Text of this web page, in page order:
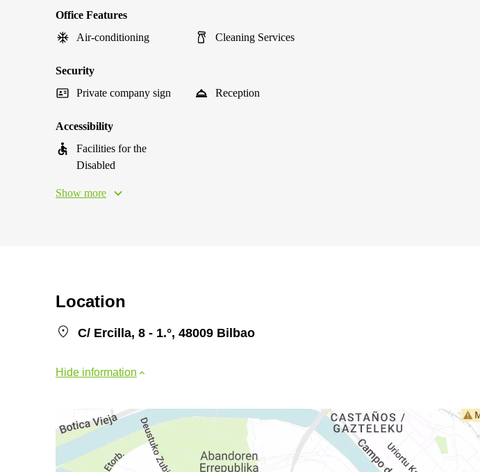
Office Features
Air-conditioning
Cleaning Services
Security
Private company sign
Reception
Accessibility
Facilities for the
Disabled
Show more
Location
C/ Ercilla, 8 - 1.°, 48009 Bilbao
Hide information